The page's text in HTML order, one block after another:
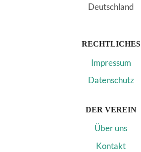
Deutschland
RECHTLICHES
Impressum
Datenschutz
DER VEREIN
Über uns
Kontakt